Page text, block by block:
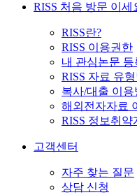
RISS 처음 방문 이세
RISS란?
RISS 이용권한
내 관심논문 등
RISS 자료 유
복사/대출 이용
해외전자자료
RISS 정보취
고객센터
자주 찾는 질문
상담 신청